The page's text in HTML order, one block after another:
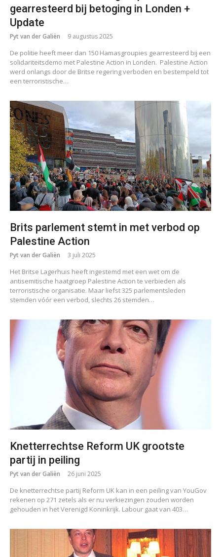
gearresteerd bij betoging in Londen +
Update
Pyt van der Galiën 9 augustus 2025
De politie heeft meer dan 150 Hamasgroupies gearresteerd bij een
solidariteitsdemo met Palestine Action in Londen. Palestine Action
werd onlangs door de Britse regering verboden en bestempeld tot
een terroristische…
Brits parlement stemt in met verbod op
Palestine Action
Pyt van der Galiën 3 juli 2025
Het Britse Lagerhuis heeft ingestemd met een wet om de
antisemitische haatgroep Palestine Action te verbieden als
terroristische organisatie. Maar liefst 325 parlementsleden
stemden vóór een verbod, slechts 26 stemden…
Knetterrechtse Reform UK grootste
partij in peiling
Pyt van der Galiën 26 juni 2025
De knetterrechtse partij Reform UK kan in een peiling van YouGov
rekenen op 271 zetels als er nu verkiezingen zouden worden
gehouden in het Verenigd Koninkrijk. Labour gaat van 403…